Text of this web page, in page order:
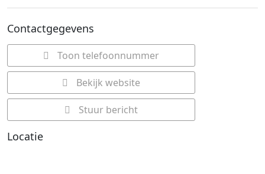
Contactgegevens
Toon telefoonnummer
Bekijk website
Stuur bericht
Locatie